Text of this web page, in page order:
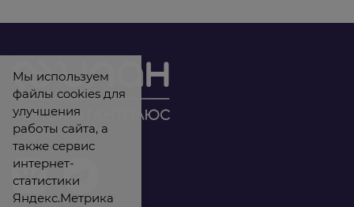
Мы используем
файлы cookies для
улучшения
работы сайта, а
также сервис
интернет-
статистики
Яндекс.Метрика